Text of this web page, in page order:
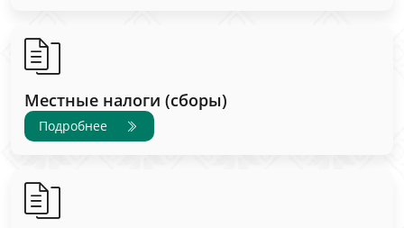
Местные налоги (сборы)
Подробнее